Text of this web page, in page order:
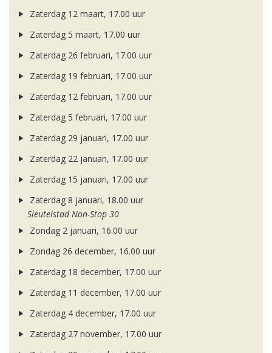
Zaterdag 12 maart, 17.00 uur
Zaterdag 5 maart, 17.00 uur
Zaterdag 26 februari, 17.00 uur
Zaterdag 19 februari, 17.00 uur
Zaterdag 12 februari, 17.00 uur
Zaterdag 5 februari, 17.00 uur
Zaterdag 29 januari, 17.00 uur
Zaterdag 22 januari, 17.00 uur
Zaterdag 15 januari, 17.00 uur
Zaterdag 8 januari, 18.00 uur
Sleutelstad Non-Stop 30
Zondag 2 januari, 16.00 uur
Zondag 26 december, 16.00 uur
Zaterdag 18 december, 17.00 uur
Zaterdag 11 december, 17.00 uur
Zaterdag 4 december, 17.00 uur
Zaterdag 27 november, 17.00 uur